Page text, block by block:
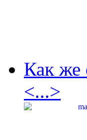
Как же
<...>